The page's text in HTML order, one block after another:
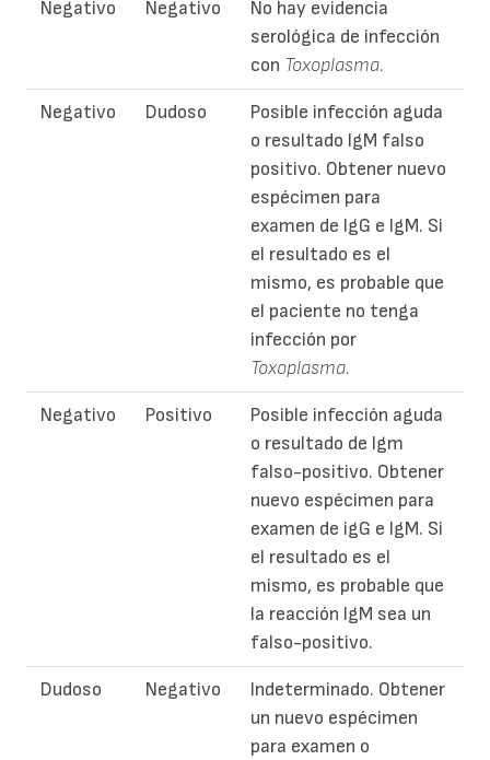
Negativo Negativo
No hay evidencia
serológica de infección
con Toxoplasma.
Negativo Dudoso
Posible infección aguda
o resultado IgM falso
positivo. Obtener nuevo
espécimen para
examen de IgG e IgM. Si
el resultado es el
mismo, es probable que
el paciente no tenga
infección por
Toxoplasma.
Negativo Positivo
Posible infección aguda
o resultado de Igm
falso-positivo. Obtener
nuevo espécimen para
examen de igG e IgM. Si
el resultado es el
mismo, es probable que
la reacción IgM sea un
falso-positivo.
Dudoso Negativo
Indeterminado. Obtener
un nuevo espécimen
para examen o